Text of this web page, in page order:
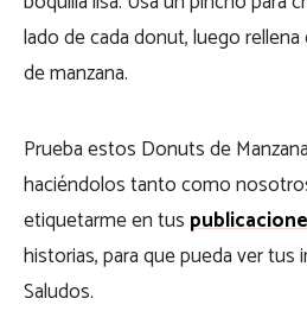
lado de cada donut, luego
de manzana.
Prueba estos Donuts de
haciéndolos tanto como
etiquetarme en tus
historias, para que pueda ver tus
Saludos.